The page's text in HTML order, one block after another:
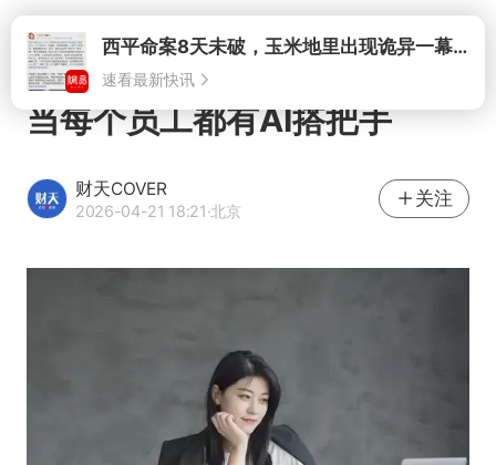
打开西平命案8天未破，玉米地里出现诡异一幕，我突然想起了欧金中
速看最新快讯
当每个员工都有AI搭把手
财天COVER
2026-04-21 18:21·北京
关注